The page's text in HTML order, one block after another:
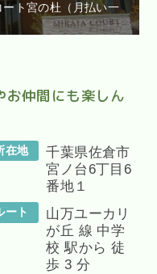
ト宮の杜（月払い一
お仲間にも楽しん
在地
千葉県佐倉市
宮ノ台6丁目6
番地１
ート
山万ユーカリ
が丘 線 中学
校 駅から 徒
歩 3 分